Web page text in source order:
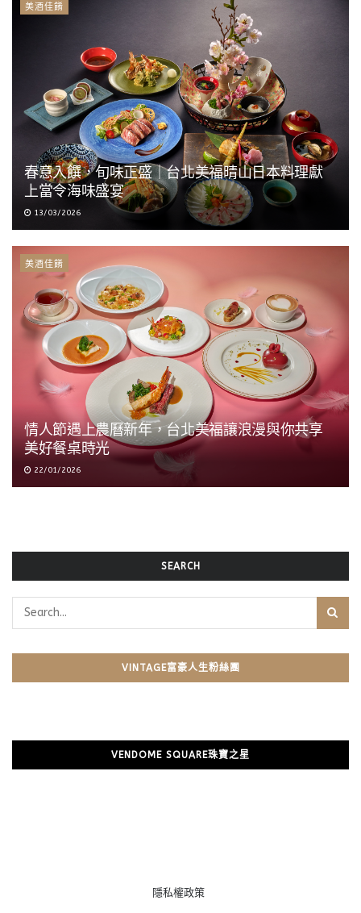
美酒佳餚
春意入饌，旬味正盛｜台北美福晴山日本料理獻
上當令海味盛宴
13/03/2026
美酒佳餚
情人節遇上農曆新年，台北美福讓浪漫與你共享
美好餐桌時光
22/01/2026
SEARCH
VINTAGE富豪人生粉絲團
VENDOME SQUARE珠寶之星
隱私權政策